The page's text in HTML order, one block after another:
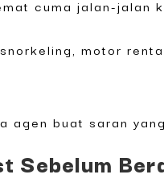
cuma jalan-jalan
motor
agen buat saran
Sebelum